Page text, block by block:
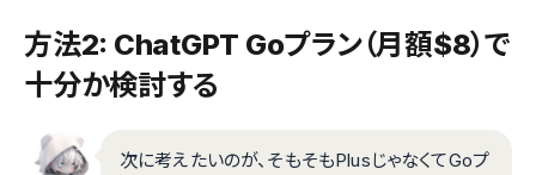
方法2: ChatGPT Goプラン（月額$8）で
十分か検討する
次に考えたいのが、そもそもPlusじゃなくてGoプ